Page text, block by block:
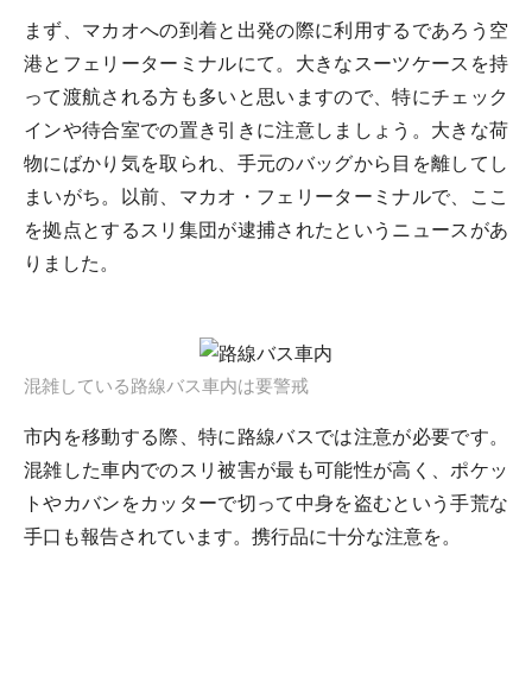
まず、マカオへの到着と出発の際に利用するであろう空
港とフェリーターミナルにて。大きなスーツケースを持
って渡航される方も多いと思いますので、特にチェック
インや待合室での置き引きに注意しましょう。大きな荷
物にばかり気を取られ、手元のバッグから目を離してし
まいがち。以前、マカオ・フェリーターミナルで、ここ
を拠点とするスリ集団が逮捕されたというニュースがあ
りました。
混雑している路線バス車内は要警戒
市内を移動する際、特に路線バスでは注意が必要です。
混雑した車内でのスリ被害が最も可能性が高く、ポケッ
トやカバンをカッターで切って中身を盗むという手荒な
手口も報告されています。携行品に十分な注意を。